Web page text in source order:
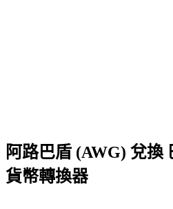
阿路巴盾 (AWG) 兌換
貨幣轉換器